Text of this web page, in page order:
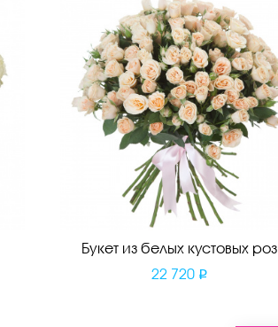
Букет из белых кустовых роз
22 720